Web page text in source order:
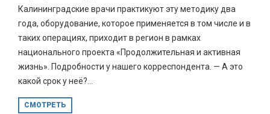
Калининградские врачи практикуют эту методику два
года, оборудование, которое применяется в том числе и в
таких операциях, приходит в регион в рамках
национального проекта «Продолжительная и активная
жизнь». Подробности у нашего корреспондента. — А это
какой срок у неё?...
СМОТРЕТЬ